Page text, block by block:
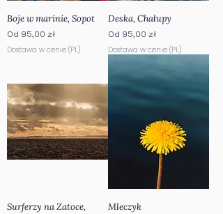
Boje w marinie, Sopot
Od 95,00 zł
Cena rabatowa
Dostawa w cenie (PL)
Deska, Chałupy
Od 95,00 zł
Cena rabatowa
Dostawa w cenie (PL)
Surferzy na Zatoce, Mleczyk